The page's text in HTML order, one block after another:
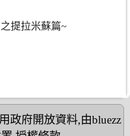
提拉米蘇篇~
政府開放資料,由bluezz